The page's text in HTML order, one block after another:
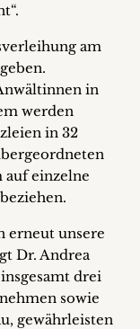
am
in
werden
in 32
auf einzelne
erneut unsere
Dr. Andrea
drei
sowie
gewährleisten